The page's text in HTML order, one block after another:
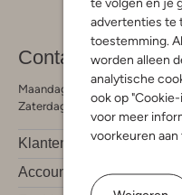
advertenties te
toestemming.
worden alleen
analytische
ook op
voor meer
voorkeuren aan
Contact
Maandag - Vrijdag 09:00 -
Zaterdag 09:00 - 17:00 uur
Klantendienst
Account